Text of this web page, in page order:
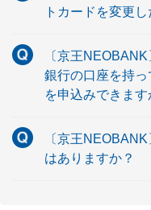
トカードを変更し
〔京王
銀行の口座を持
を申込みできます
〔京王
はありますか？